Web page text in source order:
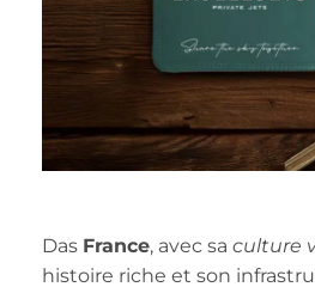
Das France, avec sa culture
histoire riche et son